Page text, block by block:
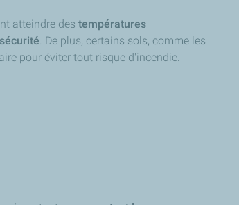
atteindre destempératures
. De plus, certains sols, comme les
pour éviter tout risque d'incendie.